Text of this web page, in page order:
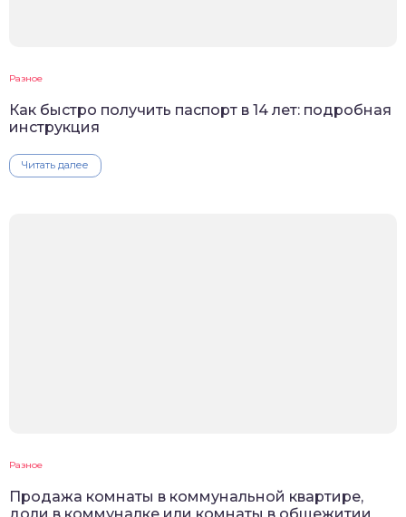
Разное
Как быстро получить паспорт в 14 лет: подробная
инструкция
Читать далее
Разное
Продажа комнаты в коммунальной квартире,
доли в коммуналке или комнаты в общежитии